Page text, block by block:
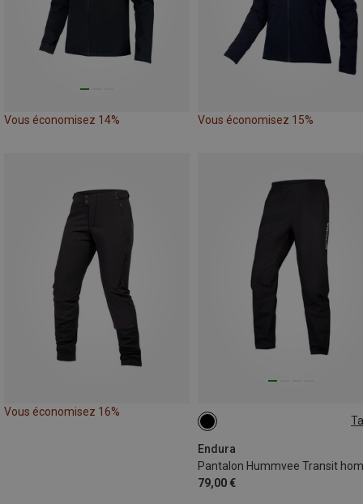
Vous économisez 14% Vous économisez 15%
Vous économisez 16%
Endura
Pantalon Hummvee Transit
79,00 €
S